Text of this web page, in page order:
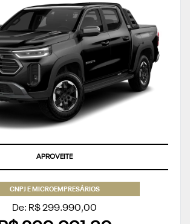
APROVEITE
CNPJ E MICROEMPRESÁRIOS
De: R$ 299.990,00